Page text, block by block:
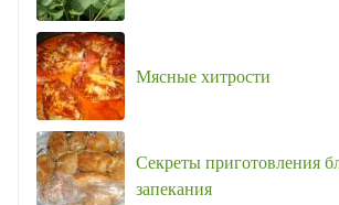
Мясные хитрости
Секреты приготовления
запекания